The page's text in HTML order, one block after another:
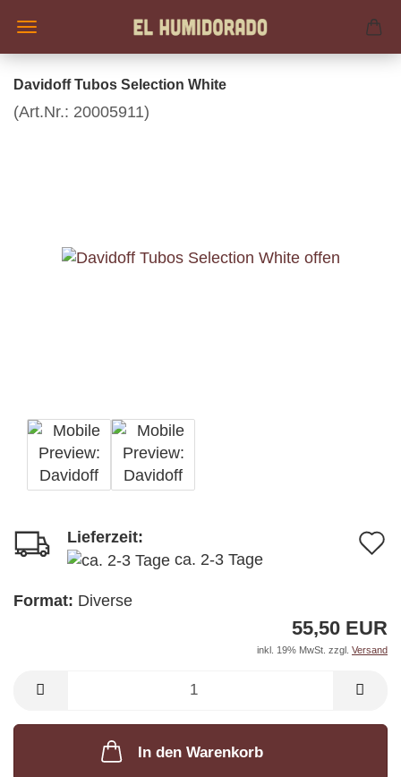
Davidoff Tubos Selection White
(Art.Nr.: 20005911)
Lieferzeit:
ca. 2-3 Tage
Format: Diverse
55,50 EUR
inkl. 19% MwSt. zzgl. Versand
In den Warenkorb